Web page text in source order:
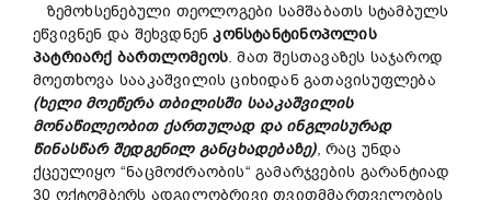
ზემოხსენებული თეოლოგები სამშაბათს სტამბულს
ეწვივნენ და შეხვდნენკონსტანტინოპოლის
პატრიარქ ბართლომეოს. მათ შესთავაზეს საჯაროდ
მოეთხოვა სააკაშვილის ციხიდან გათავისუფლება
(ხელი მოეწერა თბილისში სააკაშვილის
მონაწილეობით ქართულად და ინგლისურად
წინასწარ შედგენილ განცხადებაზე), რაც უნდა
ქცეულიყო “ნაცმოძრაობის“ გამარჯვების გარანტიად
30 ოქტომბერს ადგილობრივი თვითმმართველობის